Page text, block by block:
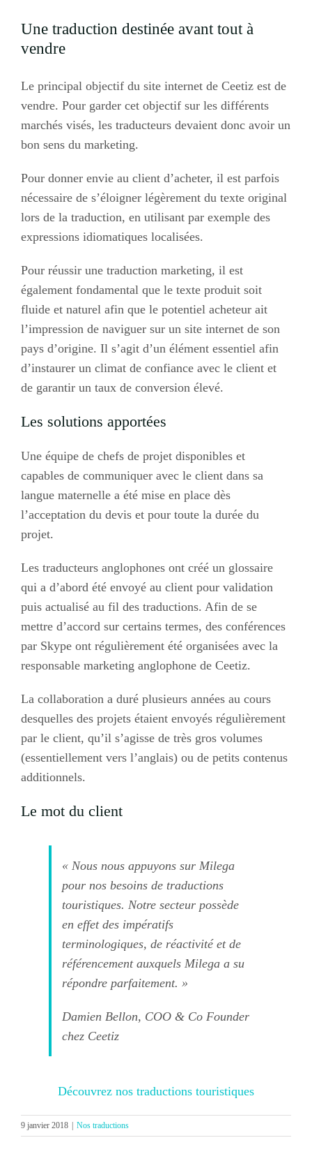
Une traduction destinée avant tout à
vendre
Le principal objectif du site internet de Ceetiz est de
vendre. Pour garder cet objectif sur les différents
marchés visés, les traducteurs devaient donc avoir un
bon sens du marketing.
Pour donner envie au client d’acheter, il est parfois
nécessaire de s’éloigner légèrement du texte original
lors de la traduction, en utilisant par exemple des
expressions idiomatiques localisées.
Pour réussir une traduction marketing, il est
également fondamental que le texte produit soit
fluide et naturel afin que le potentiel acheteur ait
l’impression de naviguer sur un site internet de son
pays d’origine. Il s’agit d’un élément essentiel afin
d’instaurer un climat de confiance avec le client et
de garantir un taux de conversion élevé.
Les solutions apportées
Une équipe de chefs de projet disponibles et
capables de communiquer avec le client dans sa
langue maternelle a été mise en place dès
l’acceptation du devis et pour toute la durée du
projet.
Les traducteurs anglophones ont créé un glossaire
qui a d’abord été envoyé au client pour validation
puis actualisé au fil des traductions. Afin de se
mettre d’accord sur certains termes, des conférences
par Skype ont régulièrement été organisées avec la
responsable marketing anglophone de Ceetiz.
La collaboration a duré plusieurs années au cours
desquelles des projets étaient envoyés régulièrement
par le client, qu’il s’agisse de très gros volumes
(essentiellement vers l’anglais) ou de petits contenus
additionnels.
Le mot du client
« Nous nous appuyons sur Milega
pour nos besoins de traductions
touristiques. Notre secteur possède
en effet des impératifs
terminologiques, de réactivité et de
référencement auxquels Milega a su
répondre parfaitement. »
Damien Bellon, COO & Co Founder
chez Ceetiz
Découvrez nos traductions touristiques
9 janvier 2018 | Nos traductions